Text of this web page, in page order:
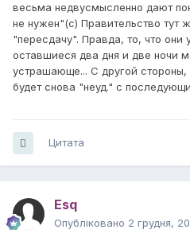
весьма недвусмысленно дают
не нужен"(с) Правительство тут
"пересдачу". Правда, то, что они
оставшиеся два дня и две ночи
устрашающе... С другой стороны,
будет снова "неуд." с
Цитата
Esq
Опубліковано 2 грудня,